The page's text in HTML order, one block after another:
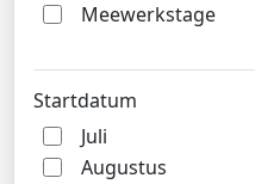
Meewerkstage
Startdatum
Juli
Augustus